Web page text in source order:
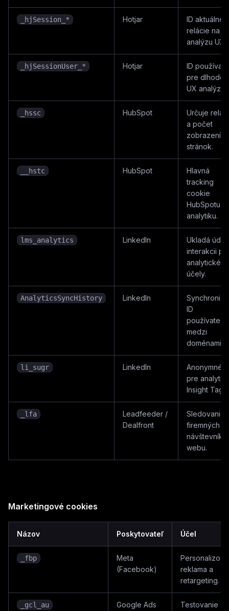
_hjSession_* Hotjar
ID aktuálnej
relácie na
analýzu UX.
_hjSessionUser_* Hotjar
ID
pre
UX analýzu.
_hssc HubSpot
Určuje
a počet
zobrazení
stránok.
__hstc HubSpot
Hlavná
tracking
cookie
HubSpotu
analytiku.
lms_analytics LinkedIn
Ukladá
interakcii
analytické
účely.
AnalyticsSyncHistory LinkedIn
ID
medzi
doménami.
li_sugr LinkedIn
Anonymné
pre
Insight Tagu.
_lfa
Leadfeeder /
Dealfront
Sledovanie
firemných
webu.
Marketingové cookies
Názov Poskytovateľ Účel
_fbp
Meta
(Facebook)
reklama a
retargeting.
_gcl_au Google Ads
Testovanie